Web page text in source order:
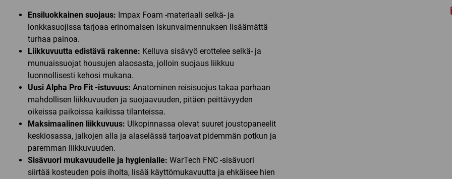
Ensiluokkainen suojaus: Impax Foam -materiaali selkä- ja
lonkkasuojissa tarjoaa erinomaisen iskunvaimennuksen lisäämättä
turhaa painoa.
Liikkuvuutta edistävä rakenne: Kelluva sisävyö erottelee selkä- ja
munuaissuojat housujen alaosasta, jolloin suojaus liikkuu
luonnollisesti kehosi mukana.
Uusi Alpha Pro Fit -istuvuus: Anatominen reisisuojus takaa parhaan
mahdollisen liikkuvuuden ja suojaavuuden, pitäen peittävyyden
oikeissa paikoissa kaikissa tilanteissa.
Maksimaalinen liikkuvuus: Ulkopinnassa olevat suuret joustopaneelit
keskiosassa, jalkojen alla ja alaselässä tarjoavat pidemmän potkun ja
paremman liikkuvuuden.
Sisävuori mukavuudelle ja hygienialle: WarTech FNC -sisävuori
siirtää kosteuden pois iholta, lisää käyttömukavuutta ja ehkäisee hien